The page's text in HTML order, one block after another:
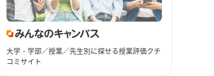
大学・学部／授業／先生別に探せる授業評価クチ
コミサイト